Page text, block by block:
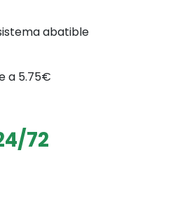
abatible
a 5.75€
72